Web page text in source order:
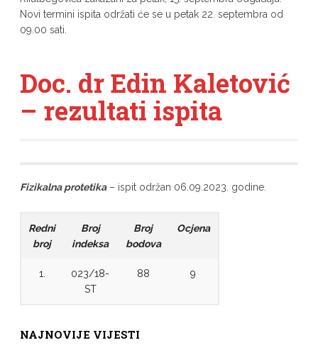
Novi termini ispita održati će se u petak 22. septembra od
09.00 sati.
Doc. dr Edin Kaletović
– rezultati ispita
Fizikalna protetika– ispit održan 06.09.2023. godine.
Redni
broj
Broj
indeksa
Broj
bodova
Ocjena
1.
023/18-
ST
88 9
NAJNOVIJE VIJESTI